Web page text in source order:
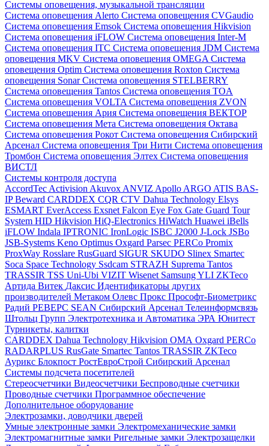
Системы оповещения, музыкальной трансляции
Система оповещения Alerto Система оповещения CVGaudio
Система оповещения Emsok Система оповещения Hikvision
Система оповещения iFLOW Система оповещения Inter-M
Система оповещения ITC Система оповещения JDM Система
оповещения MKV Система оповещения OMEGA Система
оповещения Optim Система оповещения Roxton Система
оповещения SonarСистема оповещения STELBERRY
Система оповещения Tantos Система оповещения TOA
Система оповещения VOLTA Система оповещения ZVON
Система оповещения Ария Система оповещения ВЕКТОР
Система оповещения Мета Система оповещения Октава
Система оповещения Рокот Система оповещения Сибирский
Арсенал Система оповещения Три Нити Система оповещения
Тромбон Система оповещения Элтех Система оповещения
ВИСТЛ
Системы контроля доступа
AccordTec Activision Akuvox ANVIZ Apollo ARGO ATIS BAS-
IPBeward CARDDEX CQR CTV Dahua Technology Elsys
ESMART EverAccess Exsnet Falcon Eye Fox Gate Guard Tour
System HID Hikvision HiQ-Electronics HiWatch Huawei iBells
iFLOW Indala IPTRONIC IronLogic ISBC J2000 J-Lock JSBo
JSB-Systems Keno Optimus Oxgard Parsec PERCo Promix
ProxWay Rosslare RusGuard SIGUR SKUDO Slinex Smartec
Soca Space Technology Ssdcam STRAZH Suprema Tantos
TRASSIR TSS Uni-Ubi VIZIT Wisenet SamsungYLI ZKTeco
Артида Витек Даксис Идентификаторы других
производителей Метаком Олевс Прокс Прософт-Биометрикс
Радий РЕВЕРС SEAN Сибирский Арсенал Телеинформсвязь
Штольц Групп Электротехника и Автоматика ЭРА Юнитест
Турникеты, калитки
CARDDEX Dahua Technology Hikvision ОМА Oxgard PERCo
RADARPLUS RusGate Smartec Tantos TRASSIR ZKTeco
Аурикс Блокпост РостЕвроСтрой Сибирский Арсенал
Системы подсчета посетителей
Стереосчетчики Видеосчетчики Беспроводные счетчики
Проводные счетчики Программное обеспечение
Дополнительное оборудование
Электрозамки, доводчики дверей
Умные электронные замки Электромеханические замки
Электромагнитные замки Ригельные замки Электрозащелки